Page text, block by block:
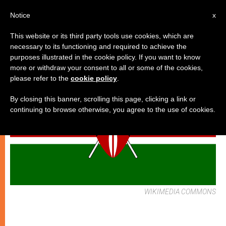
CHIESE LOCALI
WIKIMEDIA COMMONS
x
Notice
This website or its third party tools use cookies, which are
necessary to its functioning and required to achieve the
purposes illustrated in the cookie policy. If you want to know
more or withdraw your consent to all or some of the cookies,
please refer to the cookie policy
By closing this banner, scrolling this page, clicking a link or
continuing to browse otherwise, you agree to the use of cookies.